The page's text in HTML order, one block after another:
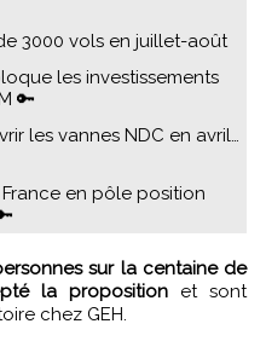
3000 vols en juillet-août
les investissements
🔑
les vannes NDC en avril…
France en pôle position
sur la centaine de
la proposition et sont
chez GEH.